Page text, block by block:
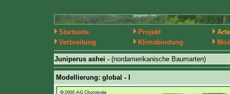
Startseite Projekt
Verbreitung
Klimabindung
Juniperus ashei - (nordamerikanische Baumarten)
Modellierung: global - I